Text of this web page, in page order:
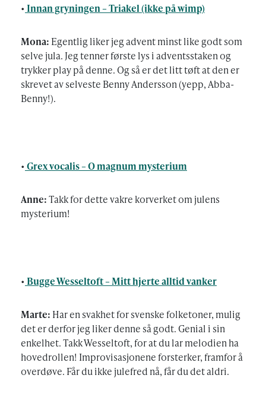
• Innan gryningen – Triakel (ikke på wimp)
Mona: Egentlig liker jeg advent minst like godt som
selve jula. Jeg tenner første lys i adventsstaken og
trykker play på denne. Og så er det litt tøft at den er
skrevet av selveste Benny Andersson (yepp, Abba-
Benny!).
• Grex vocalis – O magnum mysterium
Anne:Takk for dette vakre korverket om julens
mysterium!
• Bugge Wesseltoft – Mitt hjerte alltid vanker
Marte: Har en svakhet for svenske folketoner, mulig
det er derfor jeg liker denne så godt. Genial i sin
enkelhet. Takk Wesseltoft, for at du lar melodien ha
hovedrollen! Improvisasjonene forsterker, framfor å
overdøve. Får du ikke julefred nå, får du det aldri.